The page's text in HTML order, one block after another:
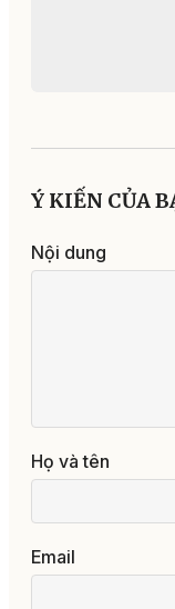
Ý KIẾN CỦA
Nội dung
Họ và tên
Email